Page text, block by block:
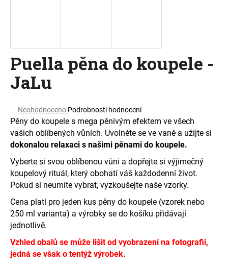
Puella pěna do koupele -
JaLu
Průměrné
hodnocení
produktu
je
0,0
5
hvězdiček.
Neohodnoceno Podrobnosti hodnocení
Pěny do koupele s mega pěnivým efektem ve všech
vašich oblíbených vůních. Uvolněte se ve vaně a užijte si
dokonalou relaxaci s našimi pěnami do koupele.
Vyberte si svou oblíbenou vůni a dopřejte si výjimečný
koupelový rituál, který obohatí váš každodenní život.
Pokud si neumíte vybrat, vyzkoušejte naše vzorky.
Cena platí pro jeden kus pěny do koupele (vzorek nebo
250 ml varianta) a výrobky se do košíku přidávají
jednotlivě.
Vzhled obalů se může lišit od vyobrazení na fotografii,
jedná se však o tentýž výrobek.
t
?
HLEDAT
D
o
p
o
r
u
č
u
j